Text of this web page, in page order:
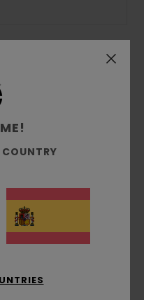
Hombre
de color
orgánico [160